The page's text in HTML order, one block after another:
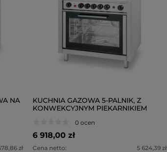
NA
zł
KUCHNIA GAZOWA 5-PALNIK, Z
KONWEKCYJNYM PIEKARNIKIEM
0 ocen
6 918,00 zł
Cena netto: 5 624,39 zł